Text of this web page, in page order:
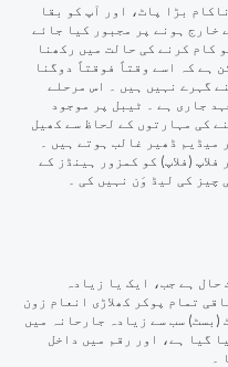
بڑا پاٹ، اور آپ کو بقا
خارج ہونے پر مجبور کیا جائے
کام کرنے کی حالت میں رکھنا
)۔ یہ ممکن ہے کہ اسے وقتاً فوقتاً دوگنا
گہرے نہیں ہیں ۔ اس مرحلے
جاری ہے ۔ ٹیبل پر موجود
کی مہارتوں کے لحاظ سے کھیل
ڈھیر غالب ہوتے ہیں ۔
(فلاپ) کو کمزور ہینڈز کے
کی لیڈ وَن نہیں کی ۔
ہے جب، ایک یا زیادہ
تمام پوکر کھلاڑی انعام زون
(بسٹ) سب سے زیادہ جارحانہ میں
گیا ہے، اور رقم میں داخل
۔